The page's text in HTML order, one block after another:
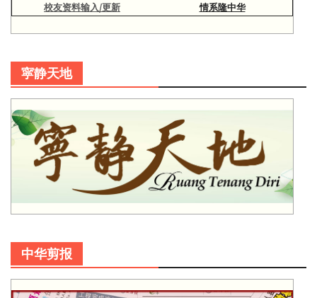
校友资料输入/更新 情系隆中华
寜静天地
中华剪报